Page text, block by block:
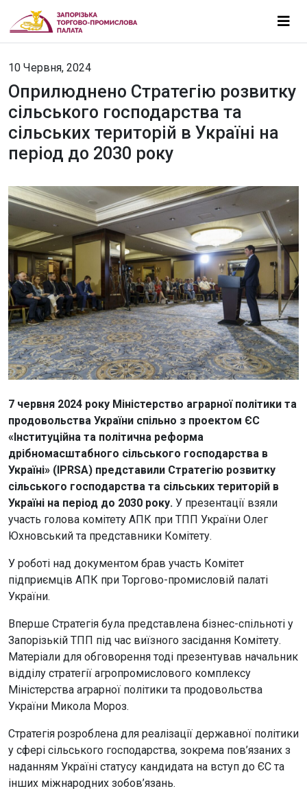
10 Червня, 2024
Оприлюднено Стратегію розвитку
сільського господарства та
сільських територій в Україні на
період до 2030 року
7 червня 2024 року Міністерство аграрної політики та
продовольства України спільно з проектом ЄС
«Інституційна та політична реформа
дрібномасштабного сільського господарства в
Україні» (IPRSA) представили Стратегію розвитку
сільського господарства та сільських територій в
Україні на період до 2030 року. У презентації взяли
участь голова комітету АПК при ТПП України Олег
Юхновський та представники Комітету.
У роботі над документом брав участь Комітет
підприємців АПК при Торгово-промисловій палаті
України.
Вперше Стратегія була представлена бізнес-спільноті у
Запорізькій ТПП під час виїзного засідання Комітету.
Матеріали для обговорення тоді презентував начальник
відділу стратегії агропромислового комплексу
Міністерства аграрної політики та продовольства
України Микола Мороз.
Стратегія розроблена для реалізації державної політики
у сфері сільського господарства, зокрема пов’язаних з
наданням Україні статусу кандидата на вступ до ЄС та
інших міжнародних зобов’язань.